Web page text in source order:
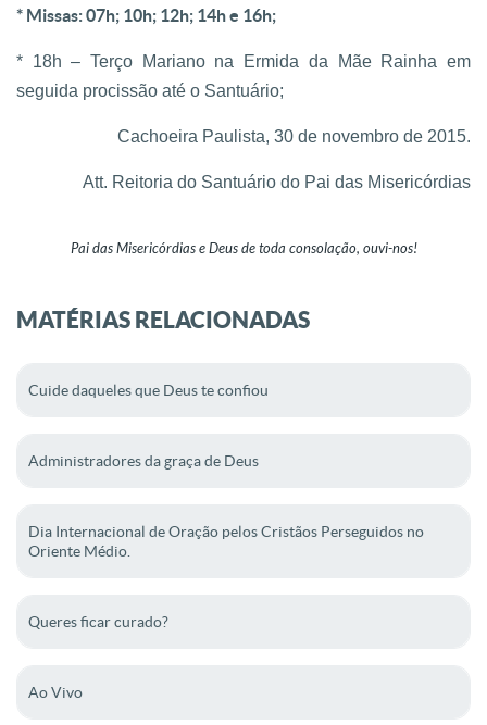
* Missas: 07h; 10h; 12h; 14h e 16h;
* 18h – Terço Mariano na Ermida da Mãe Rainha em
seguida procissão até o Santuário;
Cachoeira Paulista, 30 de novembro de 2015.
Att. Reitoria do Santuário do Pai das Misericórdias
Pai das Misericórdias e Deus de toda consolação, ouvi-nos!
MATÉRIAS RELACIONADAS
Cuide daqueles que Deus te confiou
Administradores da graça de Deus
Dia Internacional de Oração pelos Cristãos Perseguidos no
Oriente Médio.
Queres ficar curado?
Ao Vivo